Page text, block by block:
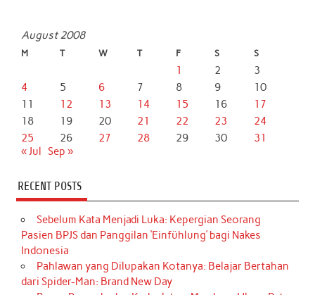
August 2008
M T W T F S S
1 2
3
4
5 6 7 8 9
10
11
12 13 14 15 16
17
18
19 20 21 22 23
24
25
26 27 28 29 30
31
« Jul Sep »
RECENT POSTS
Sebelum Kata Menjadi Luka: Kepergian Seorang
Pasien BPJS dan Panggilan ‘Einfühlung’ bagi Nakes
Indonesia
Pahlawan yang Dilupakan Kotanya: Belajar Bertahan
dari Spider-Man: Brand New Day